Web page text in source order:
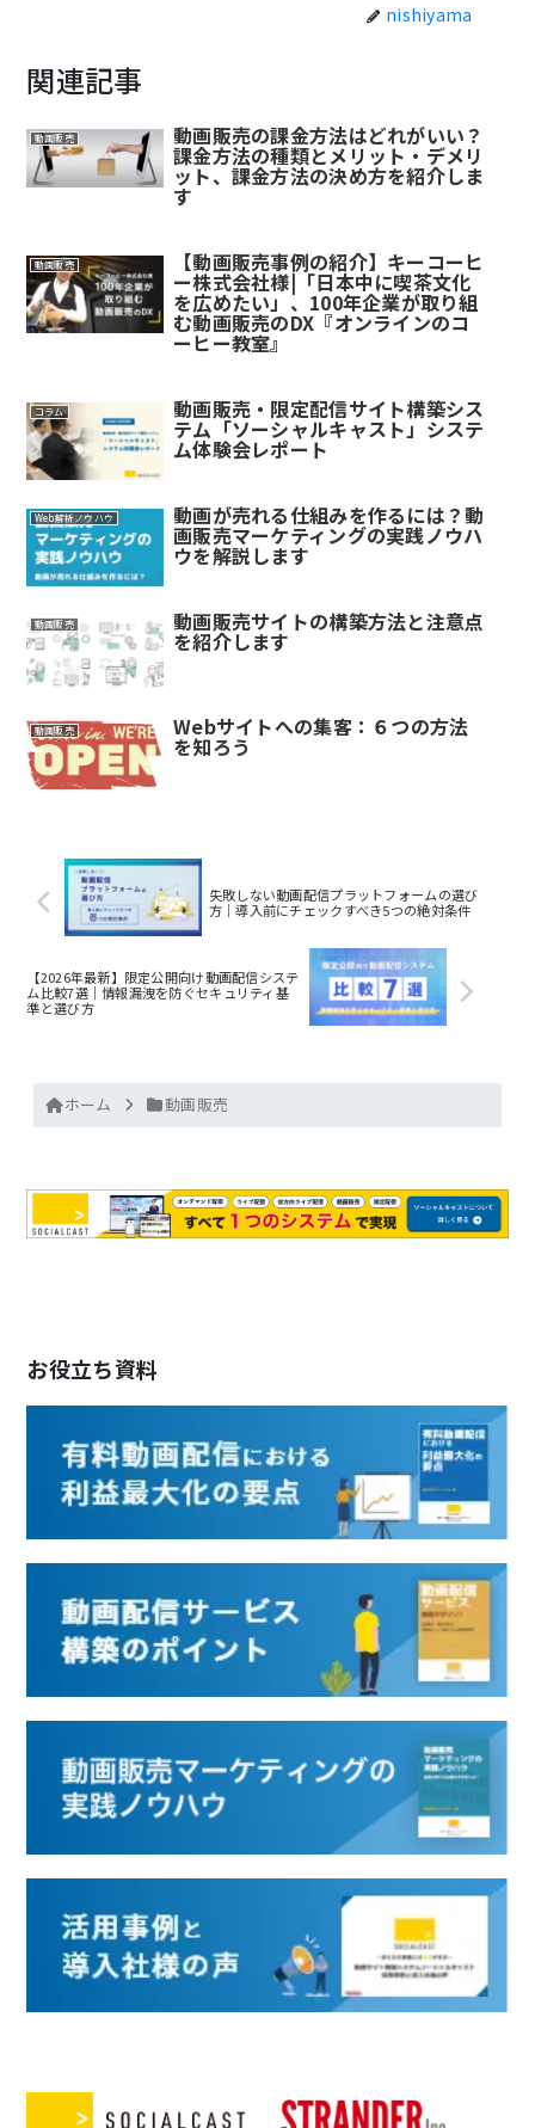
nishiyama
関連記事
動画販売 動画販売の課金方法はどれがいい？
課金方法の種類とメリット・デメリ
ット、課金方法の決め方を紹介しま
す
動画販売 【動画販売事例の紹介】キーコーヒ
ー株式会社様|「日本中に喫茶文化
を広めたい」、100年企業が取り組
む動画販売のDX『オンラインのコ
ーヒー教室』
コラム 動画販売・限定配信サイト構築シス
テム「ソーシャルキャスト」システ
ム体験会レポート
Web解析ノウハウ 動画が売れる仕組みを作るには？動
画販売マーケティングの実践ノウハ
ウを解説します
動画販売 動画販売サイトの構築方法と注意点
を紹介します
動画販売 Webサイトへの集客：６つの方法
を知ろう
失敗しない動画配信プラットフォームの選び
方｜導入前にチェックすべき5つの絶対条件
【2026年最新】限定公開向け動画配信システ
ム比較7選｜情報漏洩を防ぐセキュリティ基
準と選び方
ホーム 動画販売
お役立ち資料